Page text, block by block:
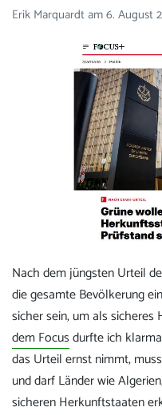
Erik Marquardtam6. August
Nach dem jüngsten Urteil
die gesamte Bevölkerung
sicher sein, um als sicheres
dem Focusdurfte ich
das Urteil ernst nimmt,
und darf Länder wie
sicheren Herkunftstaaten